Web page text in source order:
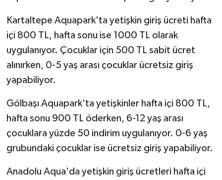
Kartaltepe Aquapark'ta yetişkin giriş ücreti hafta
içi 800 TL, hafta sonu ise 1000 TL olarak
uygulanıyor. Çocuklar için 500 TL sabit ücret
alınırken, 0-5 yaş arası çocuklar ücretsiz giriş
yapabiliyor.
Gölbaşı Aquapark'ta yetişkinler hafta içi 800 TL,
hafta sonu 900 TL öderken, 6-12 yaş arası
çocuklara yüzde 50 indirim uygulanıyor. 0-6 yaş
grubundaki çocuklar ise ücretsiz giriş yapabiliyor.
Anadolu Aqua'da yetişkin giriş ücretleri hafta içi